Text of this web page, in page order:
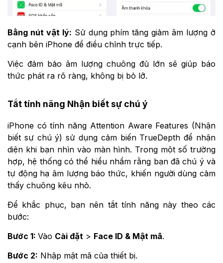
Bằng nút vật lý: Sử dụng phím tăng giảm âm lượng ở
cạnh bên iPhone để điều chỉnh trực tiếp.
Việc đảm bảo âm lượng chuông đủ lớn sẽ giúp báo
thức phát ra rõ ràng, không bị bỏ lỡ.
Tắt tính năng Nhận biết sự chú ý
iPhone có tính năng Attention Aware Features (Nhận
biết sự chú ý) sử dụng cảm biến TrueDepth để nhận
diện khi bạn nhìn vào màn hình. Trong một số trường
hợp, hệ thống có thể hiểu nhầm rằng bạn đã chú ý và
tự động hạ âm lượng báo thức, khiến người dùng cảm
thấy chuông kêu nhỏ.
Để khắc phục, bạn nên tắt tính năng này theo các
bước:
Bước 1: Vào Cài đặt > Face ID & Mật mã.
Bước 2: Nhập mật mã của thiết bị.